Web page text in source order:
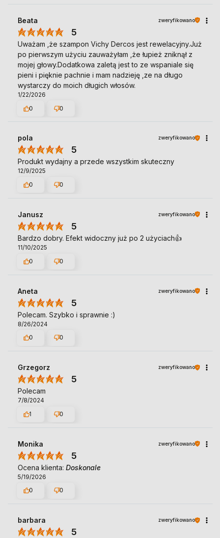
Beata zweryfikowano
5
Uważam ,że szampon Vichy Dercos jest rewelacyjny.Już
po pierwszym użyciu zauważyłam ,że łupież zniknął z
mojej głowy.Dodatkowa zaletą jest to ze wspaniale się
pieni i pięknie pachnie i mam nadzieję ,ze na długo
wystarczy do moich długich włosów.
1/22/2026
0
0
pola zweryfikowano
5
Produkt wydajny a przede wszystkim skuteczny
12/9/2025
0
0
Janusz zweryfikowano
5
Bardzo dobry. Efekt widoczny już po 2 użyciach👍
11/10/2025
0
0
Aneta zweryfikowano
5
Polecam. Szybko i sprawnie :)
8/26/2024
0
0
Grzegorz zweryfikowano
5
Polecam
7/8/2024
1
0
Monika zweryfikowano
5
Ocena klienta: Doskonale
5/19/2026
0
0
barbara zweryfikowano
5